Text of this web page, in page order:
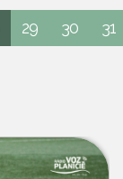
29 30 31